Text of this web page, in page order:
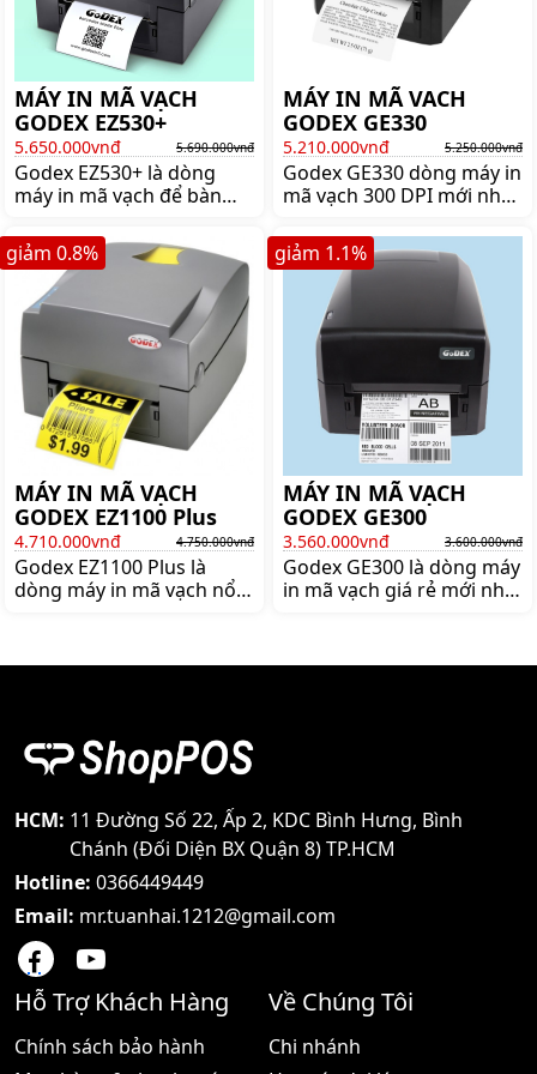
MÁY IN MÃ VẠCH
GODEX EZ530+
5.650.000vnđ 5.690.000vnđ
Godex EZ530+ là dòng
máy in mã vạch để bàn
được trang bị đầy đủ cổng
kết nối. Mua máy in mã
vạch Godex EZ530+ chính
hãng lên ngay shoppos.vn
MÁY IN MÃ VACH
GODEX GE330
5.210.000vnđ 5.250.000vnđ
Godex GE330 dòng máy in
mã vạch 300 DPI mới nhất
Mua máy in mã vạch
Godex GE330 chính hãng
giá tốt nhất lên ngay
shoppos.vn
MÁY IN MÃ VẠCH
GODEX EZ1100 Plus
4.710.000vnđ 4.750.000vnđ
Godex EZ1100 Plus là
dòng máy in mã vạch nổi
giảm 0.8%
MÁY IN MÃ VẠCH
GODEX GE300
3.560.000vnđ 3.600.000vnđ
Godex GE300 là dòng máy
in mã vạch giá rẻ mới nhất
giảm 1.1%
HCM: 11 Đường Số 22, Ấp 2, KDC Bình Hưng, Bình
Chánh (Đối Diện BX Quận 8) TP.HCM
Hotline: 0366449449
Email: mr.tuanhai.1212@gmail.com
Hỗ Trợ Khách Hàng
Chính sách bảo hành
Về Chúng Tôi
Chi nhánh